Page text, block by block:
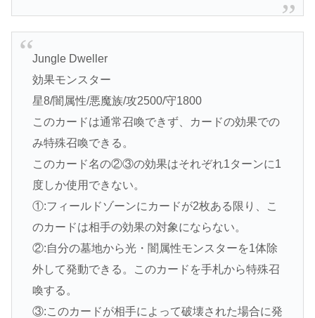
Jungle Dweller
効果モンスター
星8/闇属性/悪魔族/攻2500/守1800
このカードは通常召喚できず、カードの効果での
み特殊召喚できる。
このカード名の②③の効果はそれぞれ1ターンに1
度しか使用できない。
①:フィールドゾーンにカードが2枚ある限り、こ
のカードは相手の効果の対象にならない。
②:自分の墓地から光・闇属性モンスターを1体除
外して発動できる。このカードを手札から特殊召
喚する。
③:このカードが相手によって破壊された場合に発